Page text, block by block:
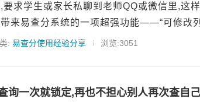
要求学生或家长私聊到老师QQ或微信里,这
来易查分系统的一项超强功能——“可修改
: 易查分使用经验分享 浏览:3051
询一次就锁定,再也不担心别人再次查自